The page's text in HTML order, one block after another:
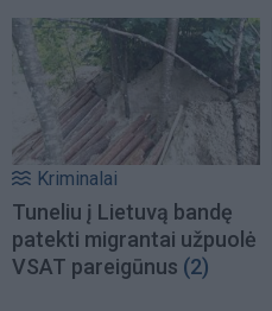
Kriminalai
Tuneliu į Lietuvą bandę
patekti migrantai užpuolė
VSAT pareigūnus (2)